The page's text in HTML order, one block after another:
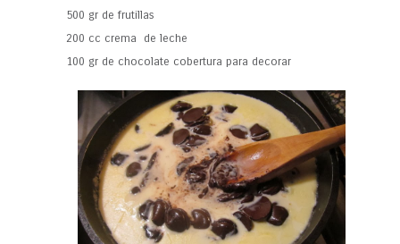
500 gr de frutillas
200 cc crema de leche
100 gr de chocolate cobertura para decorar